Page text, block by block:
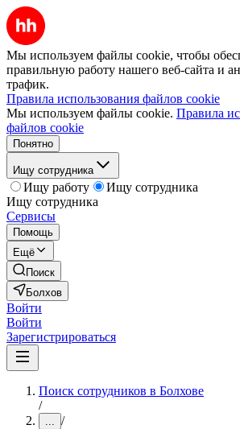
Мы используем файлы cookie, чтобы
правильную работу нашего веб-сайта и
трафик.
Правила использования файлов cookie
Мы используем файлы cookie. Правила
файлов cookie
Понятно
Ищу сотрудника
Ищу работу
Ищу сотрудника
Ищу сотрудника
Сервисы
Помощь
Ещё
Поиск
Болхов
Войти
Войти
Зарегистрироваться
Поиск сотрудников в Болхове
/
... /